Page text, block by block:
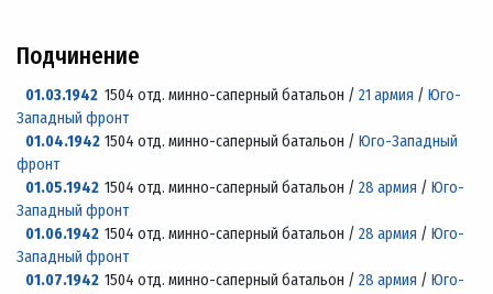
Подчинение
01.03.19421504 отд. минно-саперный батальон /21 армия /Юго-
Западный фронт
01.04.19421504 отд. минно-саперный батальон /Юго-Западный
фронт
01.05.19421504 отд. минно-саперный батальон /28 армия /Юго-
Западный фронт
01.06.19421504 отд. минно-саперный батальон /28 армия /Юго-
Западный фронт
01.07.19421504 отд. минно-саперный батальон /28 армия /Юго-